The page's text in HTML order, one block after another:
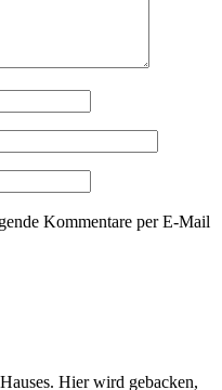
Kommentare per E-Mail
Hier wird gebacken,